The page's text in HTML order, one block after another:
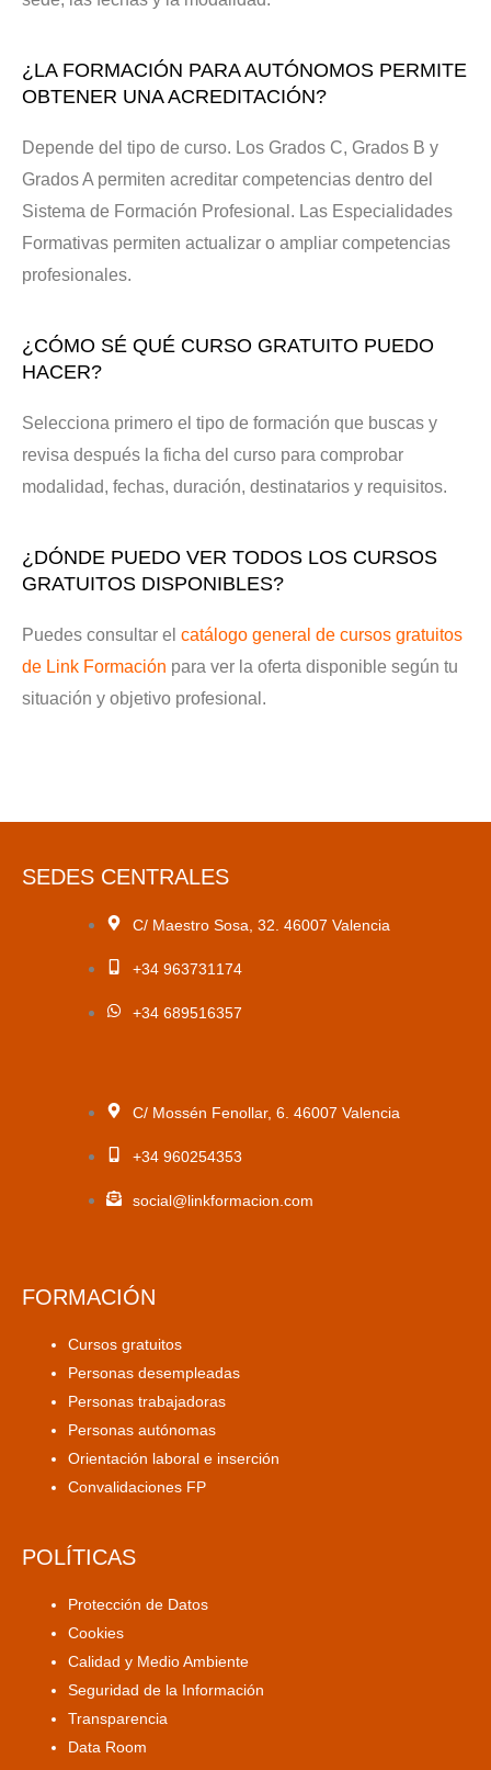
¿LA FORMACIÓN PARA AUTÓNOMOS PERMITE
OBTENER UNA ACREDITACIÓN?
Depende del tipo de curso. Los Grados C, Grados B y
Grados A permiten acreditar competencias dentro del
Sistema de Formación Profesional. Las Especialidades
Formativas permiten actualizar o ampliar competencias
profesionales.
¿CÓMO SÉ QUÉ CURSO GRATUITO PUEDO
HACER?
Selecciona primero el tipo de formación que buscas y
revisa después la ficha del curso para comprobar
modalidad, fechas, duración, destinatarios y requisitos.
¿DÓNDE PUEDO VER TODOS LOS CURSOS
GRATUITOS DISPONIBLES?
Puedes consultar el catálogo general de cursos gratuitos
de Link Formación para ver la oferta disponible según tu
situación y objetivo profesional.
SEDES CENTRALES
C/ Maestro Sosa, 32. 46007 Valencia
+34 963731174
+34 689516357
C/ Mossén Fenollar, 6. 46007 Valencia
+34 960254353
social@linkformacion.com
FORMACIÓN
Cursos gratuitos
Personas desempleadas
Personas trabajadoras
Personas autónomas
Orientación laboral e inserción
Convalidaciones FP
POLÍTICAS
Protección de Datos
Cookies
Calidad y Medio Ambiente
Seguridad de la Información
Transparencia
Data Room